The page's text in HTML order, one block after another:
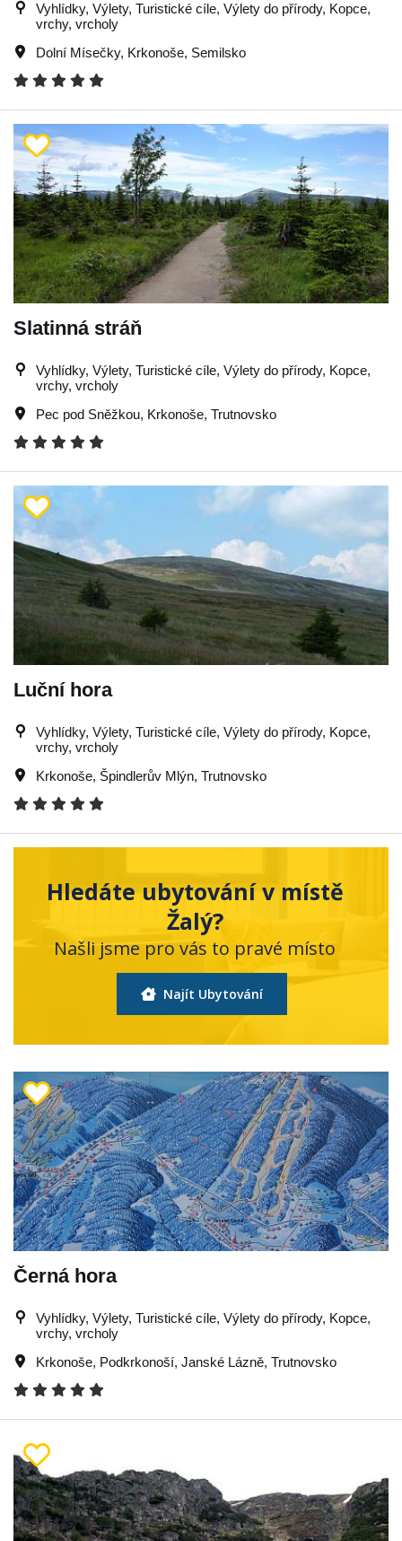
Vyhlídky, Výlety, Turistické cíle, Výlety do přírody, Kopce,
vrchy, vrcholy
Dolní Mísečky, Krkonoše, Semilsko
Slatinná stráň
Vyhlídky, Výlety, Turistické cíle, Výlety do přírody, Kopce,
vrchy, vrcholy
Pec pod Sněžkou, Krkonoše, Trutnovsko
Luční hora
Vyhlídky, Výlety, Turistické cíle, Výlety do přírody, Kopce,
vrchy, vrcholy
Krkonoše, Špindlerův Mlýn, Trutnovsko
Hledáte ubytování v místě
Žalý?
Našli jsme pro vás to pravé místo
Najít Ubytování
Černá hora
Vyhlídky, Výlety, Turistické cíle, Výlety do přírody, Kopce,
vrchy, vrcholy
Krkonoše, Podkrkonoší, Janské Lázně, Trutnovsko